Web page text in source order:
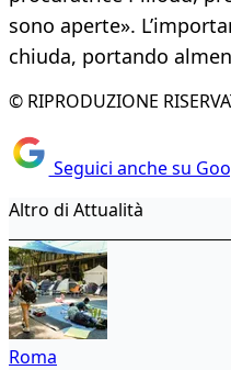
sono aperte».
chiuda, portando
© RIPRODUZIONE
Seguici anche su
Altro di Attualità
Roma